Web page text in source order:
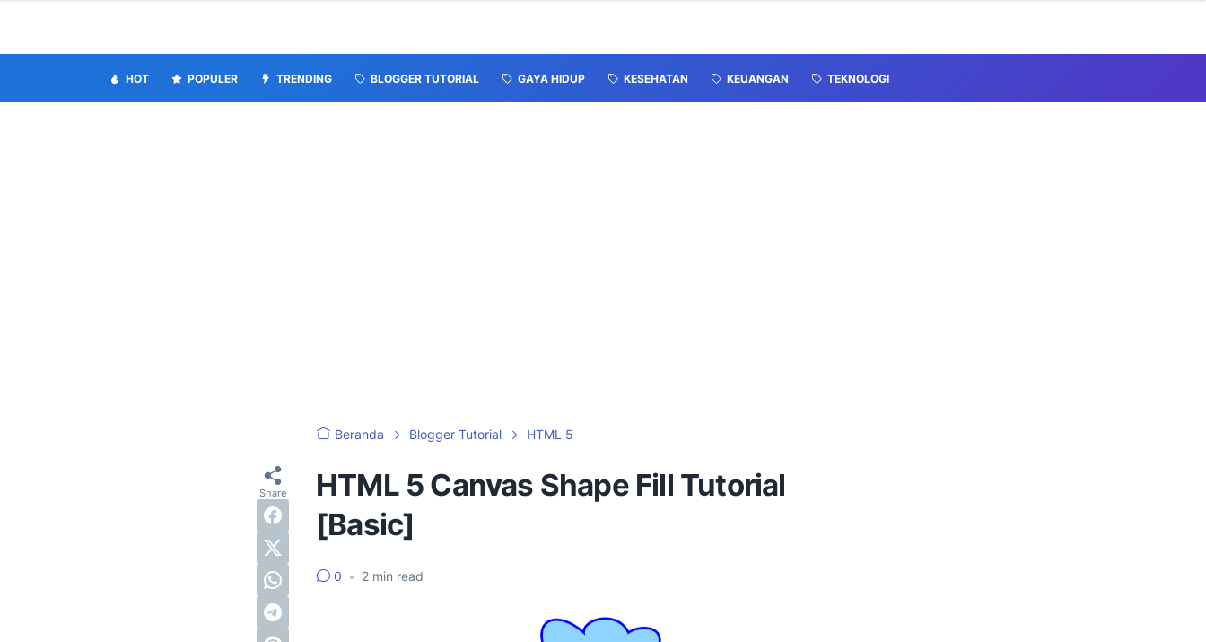
HOT POPULER TRENDING BLOGGER TUTORIAL GAYA HIDUP KESEHATAN KEUANGAN TEKNOLOGI
Beranda Blogger Tutorial HTML 5
HTML 5 Canvas Shape Fill Tutorial
[Basic]
0 • 2 min read